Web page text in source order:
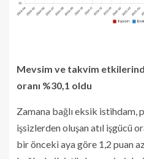
Mevsim ve takvim
oranı %30,1 oldu
Zamana bağlı eksik istihdam,
işsizlerden oluşan atıl işgücü
bir önceki aya göre 1,2 puan